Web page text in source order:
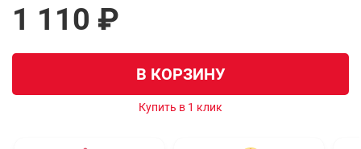
1 110 ₽
В КОРЗИНУ
Купить в 1 клик